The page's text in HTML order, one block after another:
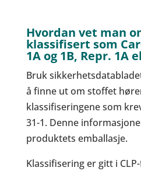
Hvordan vet man
klassifisert som
1A og 1B, Repr. 1A
Bruk
å finne ut om stoffet
klassifiseringene som
31-1. Denne
produktets emballasje.
Klassifisering er gitt i